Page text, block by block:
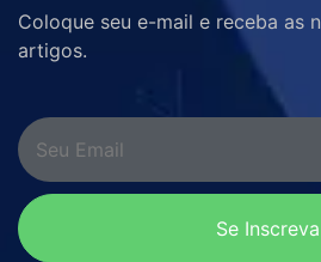
Coloque seu e-mail e receba as
artigos.
Se Inscreva